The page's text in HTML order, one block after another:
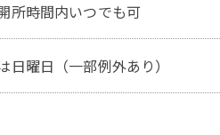
時間内いつでも可
曜日（一部例外あり）